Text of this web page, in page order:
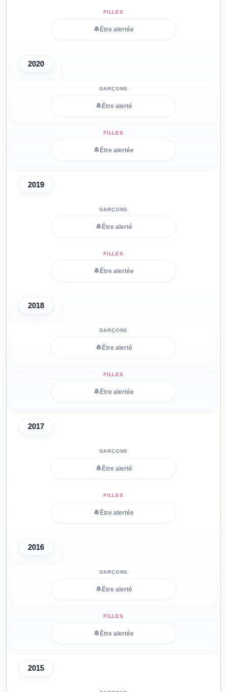
🔔 Être alertée
2020
🔔 Être alerté
🔔 Être alertée
2019
🔔 Être alerté
🔔 Être alertée
2018
🔔 Être alerté
🔔 Être alertée
2017
🔔 Être alerté
🔔 Être alertée
2016
🔔 Être alerté
🔔 Être alertée
2015